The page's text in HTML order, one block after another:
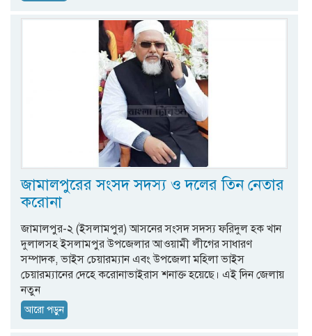
জামালপুরের সংসদ সদস্য ও দলের তিন নেতার
করোনা
জামালপুর-২ (ইসলামপুর) আসনের সংসদ সদস্য ফরিদুল হক খান
দুলালসহ ইসলামপুর উপজেলার আওয়ামী লীগের সাধারণ
সম্পাদক, ভাইস চেয়ারম্যান এবং উপজেলা মহিলা ভাইস
চেয়ারম্যানের দেহে করোনাভাইরাস শনাক্ত হয়েছে। এই দিন জেলায়
নতুন
আরো পড়ুন